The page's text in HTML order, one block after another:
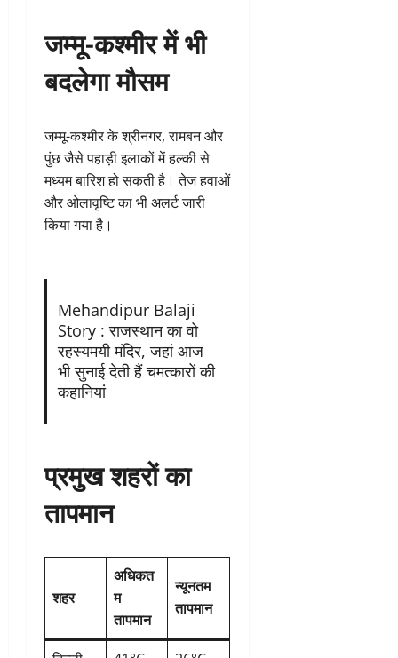
जम्मू-कश्मीर में भी
बदलेगा मौसम
जम्मू-कश्मीर के श्रीनगर, रामबन और
पुंछ जैसे पहाड़ी इलाकों में हल्की से
मध्यम बारिश हो सकती है। तेज हवाओं
और ओलावृष्टि का भी अलर्ट जारी
किया गया है।
Mehandipur Balaji
Story : राजस्थान का वो
रहस्यमयी मंदिर, जहां आज
भी सुनाई देती हैं चमत्कारों की
कहानियां
प्रमुख शहरों का
तापमान
शहर
अधिकत
म
तापमान
न्यूनतम
तापमान